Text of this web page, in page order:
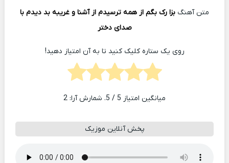
متن آهنگ بزا رک بگم از همه ترسیدم از آشنا و غریبه بد دیدم با
صدای دختر
روی یک ستاره کلیک کنید تا به آن امتیاز دهید!
میانگین امتیاز 5 / 5. شمارش آرا: 2
پخش آنلاین موزیک